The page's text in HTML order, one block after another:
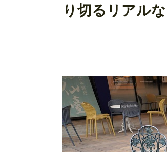
り切るリアル